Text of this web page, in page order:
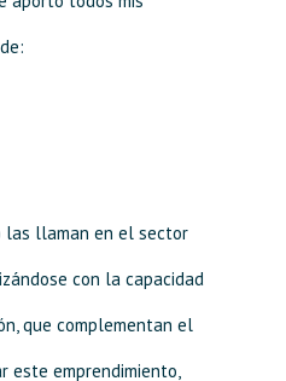
las llaman en el sector
con la capacidad
que complementan el
este emprendimiento,